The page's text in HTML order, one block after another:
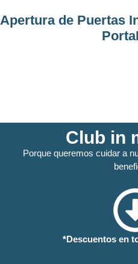
Apertura de Puertas
Club in
Porque queremos cuidar a
*Descuentos en